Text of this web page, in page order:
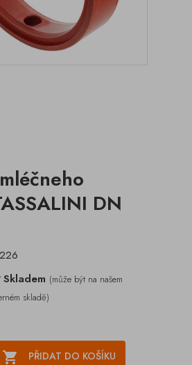
DN
Skladem (může být na našem
skladě)
 PŘIDAT DO KOŠÍKU